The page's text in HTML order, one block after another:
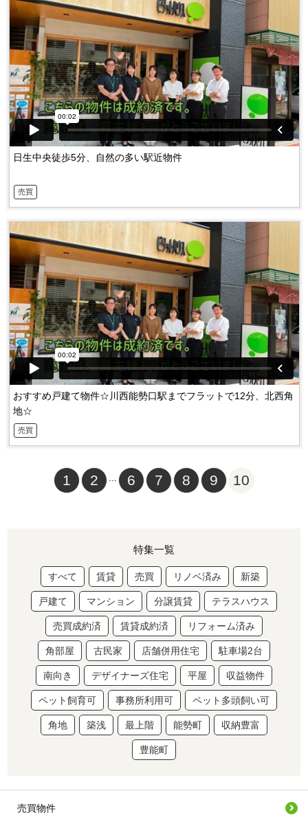
売買
日生中央徒歩5分、自然の多い駅近物件
売買
おすすめ戸建て物件☆川西能勢口駅までフラットで12分、北西角
地☆
1 2 6 7 8 9 10
特集一覧
すべて 賃貸 売買 リノベ済み 新築
戸建て マンション 分譲賃貸 テラスハウス
売買成約済 賃貸成約済 リフォーム済み
角部屋 古民家 店舗併用住宅 駐車場2台
南向き デザイナーズ住宅 平屋 収益物件
ペット飼育可 事務所利用可 ペット多頭飼い可
角地 築浅 最上階 能勢町 収納豊富
豊能町
売買物件